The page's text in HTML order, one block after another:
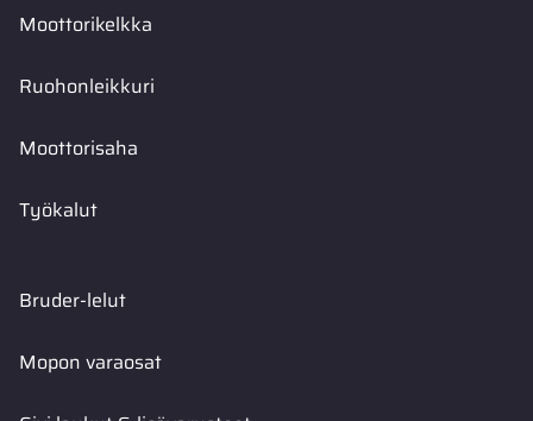
Moottorikelkka
Ruohonleikkuri
Moottorisaha
Työkalut
Bruder-lelut
Mopon varaosat